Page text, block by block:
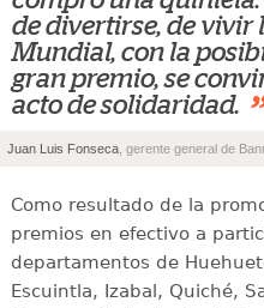
de divertirse, de vivir
Mundial, con la
gran premio, se
acto de solidaridad. ”
Juan Luis Fonseca , gerente general de
Como resultado de la
premios en efectivo a
departamentos de
Escuintla, Izabal, Quiché,